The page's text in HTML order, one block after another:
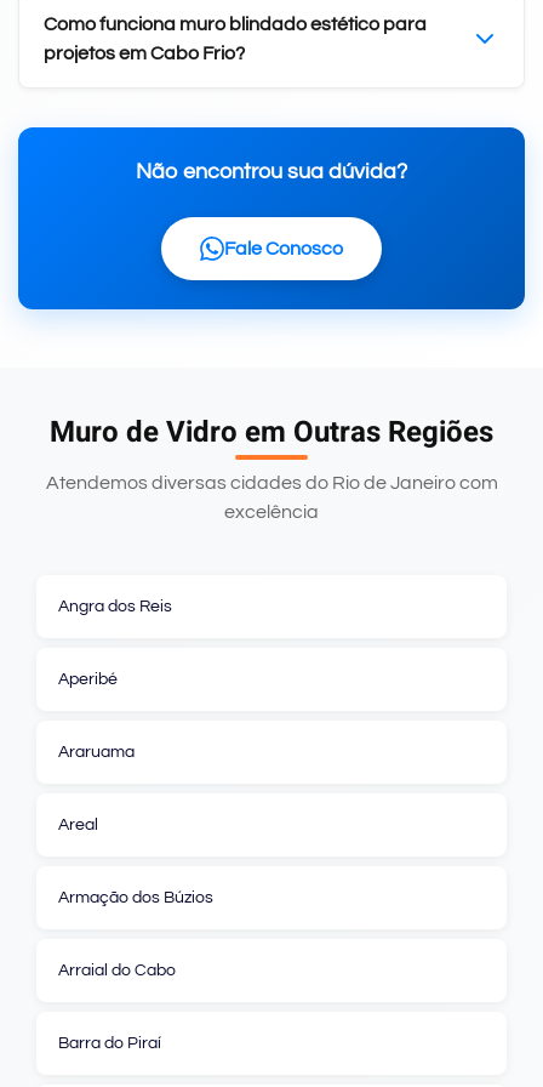
Como funciona muro blindado estético para
projetos em Cabo Frio?
Não encontrou sua dúvida?
Fale Conosco
Muro de Vidro em Outras Regiões
Atendemos diversas cidades do Rio de Janeiro com
excelência
Angra dos Reis
Aperibé
Araruama
Areal
Armação dos Búzios
Arraial do Cabo
Barra do Piraí